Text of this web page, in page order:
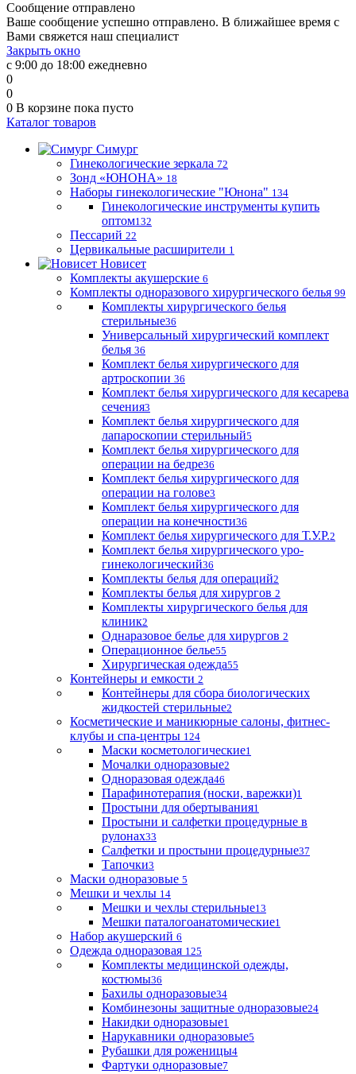
Сообщение отправлено
Ваше сообщение успешно отправлено. В ближайшее время с
Вами свяжется наш специалист
Закрыть окно
с 9:00 до 18:00 ежедневно
0
0
0 В корзине пока пусто
Каталог товаров
Симург
Гинекологические зеркала 72
Зонд «ЮНОНА» 18
Наборы гинекологические "Юнона" 134
Гинекологические инструменты купить
оптом132
Пессарий 22
Цервикальные расширители 1
Новисет
Комплекты акушерские 6
Комплекты одноразового хирургического белья 99
Комплекты хирургического белья
стерильные36
Универсальный хирургический комплект
белья 36
Комплект белья хирургического для
артроскопии 36
Комплект белья хирургического для кесарева
сечения3
Комплект белья хирургического для
лапароскопии стерильный5
Комплект белья хирургического для
операции на бедре36
Комплект белья хирургического для
операции на голове3
Комплект белья хирургического для
операции на конечности36
Комплект белья хирургического для Т.У.Р.2
Комплект белья хирургического уро-
гинекологический36
Комплекты белья для операций2
Комплекты белья для хирургов 2
Комплекты хирургического белья для
клиник2
Однаразовое белье для хирургов 2
Операционное белье55
Хирургическая одежда55
Контейнеры и емкости 2
Контейнеры для сбора биологических
жидкостей стерильные2
Косметические и маникюрные салоны, фитнес-
клубы и спа-центры 124
Маски косметологические1
Мочалки одноразовые2
Одноразовая одежда46
Парафинотерапия (носки, варежки)1
Простыни для обертывания1
Простыни и салфетки процедурные в
рулонах33
Салфетки и простыни процедурные37
Тапочки3
Маски одноразовые 5
Мешки и чехлы 14
Мешки и чехлы стерильные13
Мешки паталогоанатомические1
Набор акушерский 6
Одежда одноразовая 125
Комплекты медицинской одежды,
костюмы36
Бахилы одноразовые34
Комбинезоны защитные одноразовые24
Накидки одноразовые1
Нарукавники одноразовые5
Рубашки для роженицы4
Фартуки одноразовые7